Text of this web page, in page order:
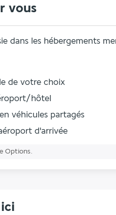
vous
dans les hébergements
de votre choix
hôtel
véhicules partagés
d'arrivée
Options.